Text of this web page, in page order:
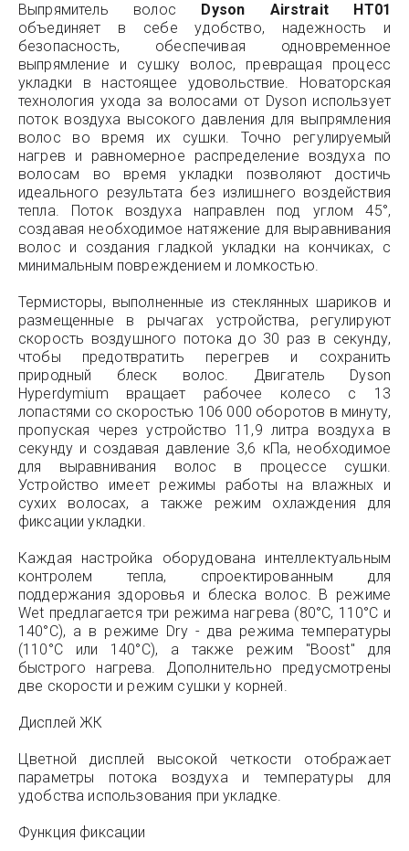
Выпрямитель волос Dyson Airstrait HT01
объединяет в себе удобство, надежность и
безопасность, обеспечивая одновременное
выпрямление и сушку волос, превращая процесс
укладки в настоящее удовольствие. Новаторская
технология ухода за волосами от Dyson использует
поток воздуха высокого давления для выпрямления
волос во время их сушки. Точно регулируемый
нагрев и равномерное распределение воздуха по
волосам во время укладки позволяют достичь
идеального результата без излишнего воздействия
тепла. Поток воздуха направлен под углом 45°,
создавая необходимое натяжение для выравнивания
волос и создания гладкой укладки на кончиках, с
минимальным повреждением и ломкостью.
Термисторы, выполненные из стеклянных шариков и
размещенные в рычагах устройства, регулируют
скорость воздушного потока до 30 раз в секунду,
чтобы предотвратить перегрев и сохранить
природный блеск волос. Двигатель Dyson
Hyperdymium вращает рабочее колесо с 13
лопастями со скоростью 106 000 оборотов в минуту,
пропуская через устройство 11,9 литра воздуха в
секунду и создавая давление 3,6 кПа, необходимое
для выравнивания волос в процессе сушки.
Устройство имеет режимы работы на влажных и
сухих волосах, а также режим охлаждения для
фиксации укладки.
Каждая настройка оборудована интеллектуальным
контролем тепла, спроектированным для
поддержания здоровья и блеска волос. В режиме
Wet предлагается три режима нагрева (80°C, 110°C и
140°C), а в режиме Dry - два режима температуры
(110°C или 140°C), а также режим "Boost" для
быстрого нагрева. Дополнительно предусмотрены
две скорости и режим сушки у корней.
Дисплей ЖК
Цветной дисплей высокой четкости отображает
параметры потока воздуха и температуры для
удобства использования при укладке.
Функция фиксации